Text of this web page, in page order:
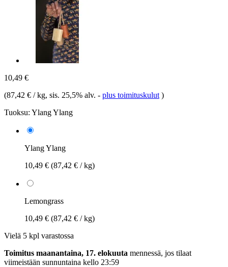
10,49 €
(87,42 € / kg, sis. 25,5% alv. - plus toimituskulut )
Tuoksu: Ylang Ylang
Ylang Ylang
10,49 € (87,42 € / kg)
Lemongrass
10,49 € (87,42 € / kg)
Vielä 5 kpl varastossa
Toimitus maanantaina, 17. elokuuta mennessä, jos tilaat
viimeistään sunnuntaina kello 23:59